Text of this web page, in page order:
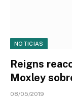
NOTICIAS
Reigns
Moxley
08/05/2019